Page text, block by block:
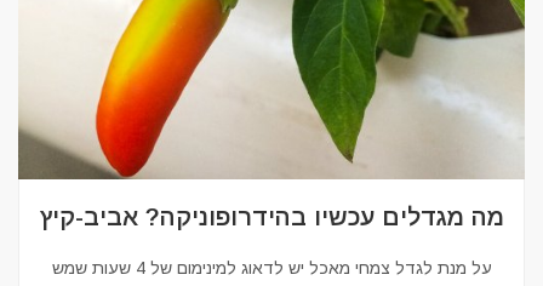
מה מגדלים עכשיו בהידרופוניקה? אביב-קיץ
על מנת לגדל צמחי מאכל יש לדאוג למינימום של 4 שעות שמש